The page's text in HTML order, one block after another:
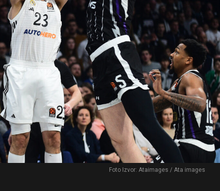
Foto Izvor: Ataimages / Ata images